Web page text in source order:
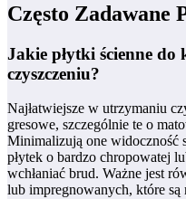
Często Zadawane
Jakie płytki ścienne do
czyszczeniu?
Najłatwiejsze w utrzymaniu
gresowe, szczególnie te o
Minimalizują one widoczność
płytek o bardzo chropowatej
wchłaniać brud. Ważne jest
lub impregnowanych, które